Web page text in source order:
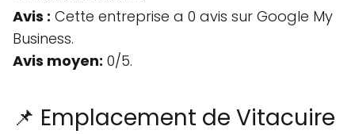
Avis : Cette entreprise a 0 avis sur Google My
Business.
Avis moyen: 0/5.
📌 Emplacement de Vitacuire